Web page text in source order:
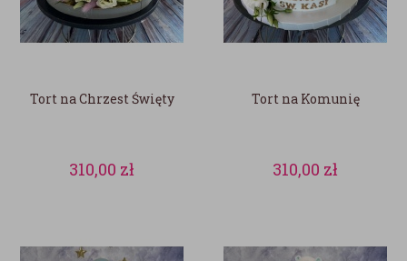
Tort na Chrzest Święty
310,00 zł
Tort na Komunię
310,00 zł